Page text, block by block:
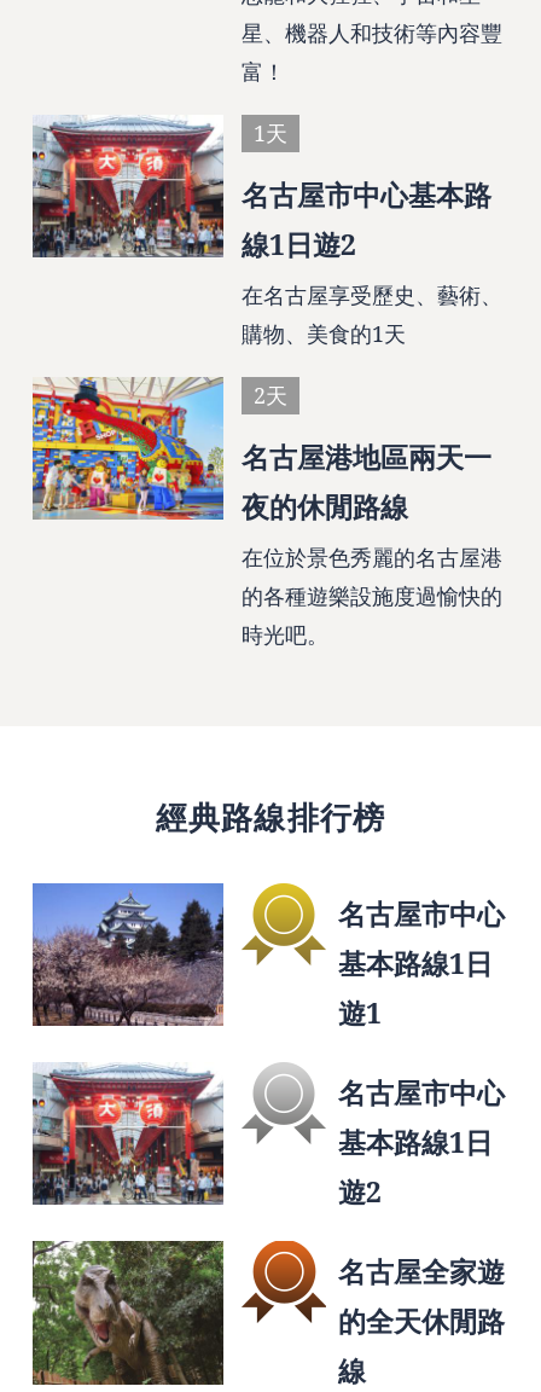
星、機器人和技術等內容豐
富！
1天
名古屋市中心基本路
線1日遊2
在名古屋享受歷史、藝術、
購物、美食的1天
2天
名古屋港地區兩天一
夜的休閒路線
在位於景色秀麗的名古屋港
的各種遊樂設施度過愉快的
時光吧。
經典路線排行榜
名古屋市中心
基本路線1日
遊1
名古屋市中心
基本路線1日
遊2
名古屋全家遊
的全天休閒路
線